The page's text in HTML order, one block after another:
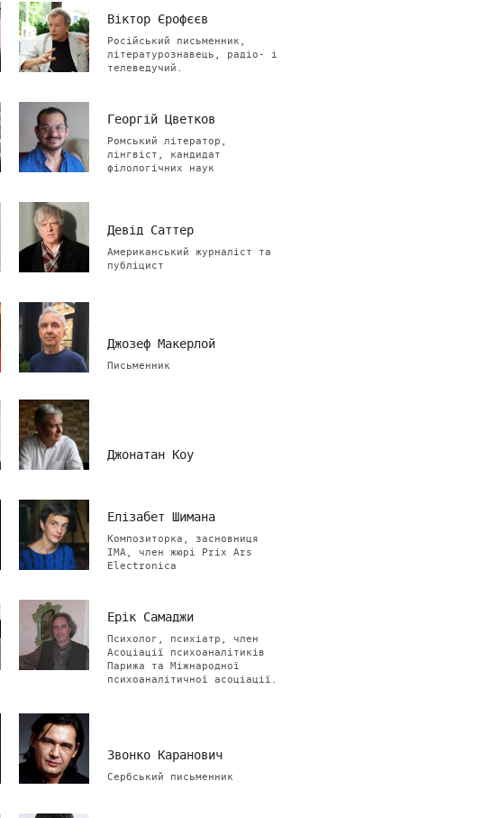
Віктор Єрофєєв
Російський письменник,
літературознавець, радіо- і
телеведучий.
Георгій Цветков
Ромський літератор,
лінгвіст, кандидат
філологічних наук
Девід Саттер
Американський журналіст та
публіцист
Джозеф Макерлой
Письменник
Джонатан Коу
Елізабет Шимана
Композиторка, засновниця
ІМА, член жюрі Prix Ars
Electronica
Ерік Самаджи
Психолог, психіатр, член
Асоціації психоаналітиків
Парижа та Міжнародної
психоаналітичної асоціації.
Звонко Каранович
Сербський письменник